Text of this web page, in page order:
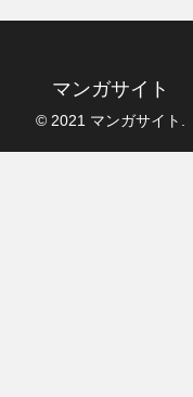
マンガサイト
© 2021 マンガサイト.